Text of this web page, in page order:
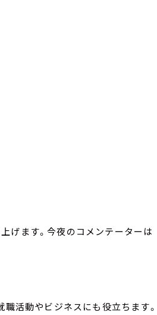
げます。今夜のコメンテーターは
職活動やビジネスにも役立ちます。